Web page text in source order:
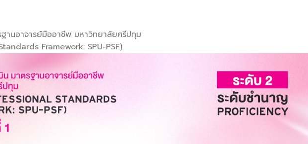
ฐานอาจารย์มืออาชีพ มหาวิทยาลัยศรีปทุม
Framework: SPU-PSF)